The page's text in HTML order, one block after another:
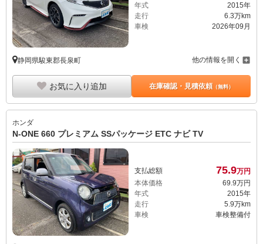
年式
2015年
走行
6.3万km
車検
2026年09月
静岡県駿東郡長泉町 他の情報を開く
お気に入り追加 在庫確認・見積依頼（無料）
ホンダ
N-ONE 660 プレミアム SSパッケージ ETC ナビ TV
支払総額 75.9万円
本体価格
69. 9万円
年式
2015年
走行
5.9万km
車検
車検整備付